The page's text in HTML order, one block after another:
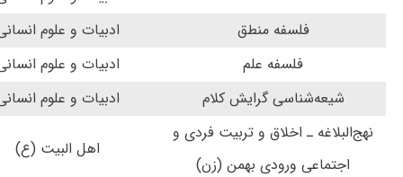
فلسفه منطق
ادبیات و علوم
فلسفه علم
ادبیات و علوم
شیعه‌شناسی گرایش کلام
ادبیات و علوم
نهج‌البلاغه ـ اخلاق و تربیت فردی و
اجتماعی ورودی بهمن (زن)
اهل البیت (ع)